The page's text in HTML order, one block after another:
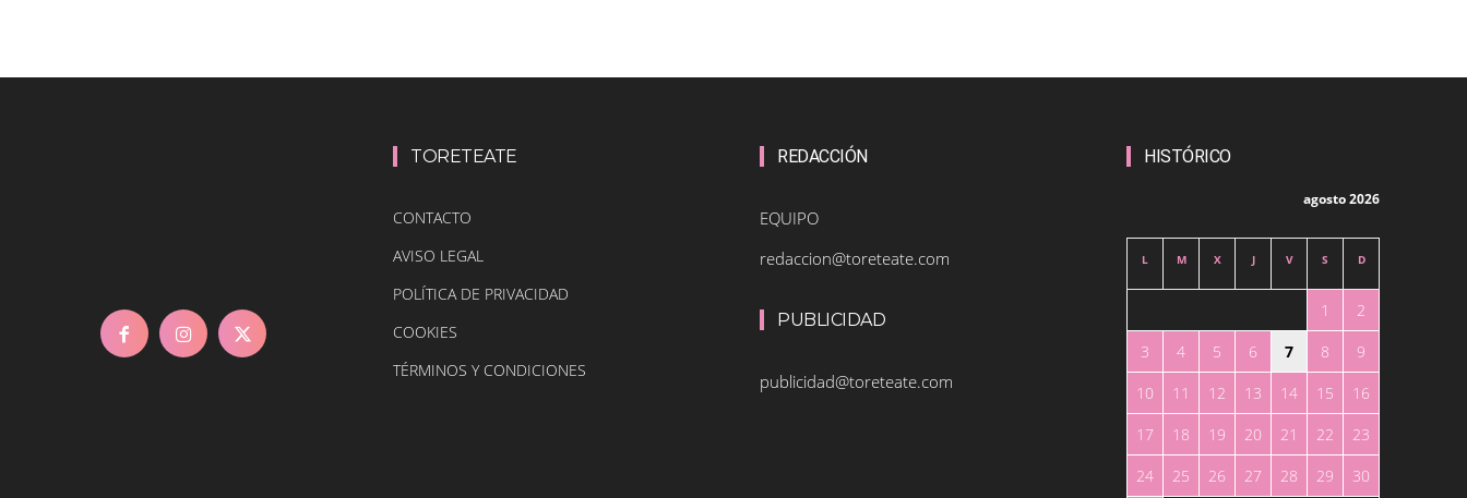
TORETEATE
CONTACTO
AVISO LEGAL
POLÍTICA DE PRIVACIDAD
COOKIES
TÉRMINOS Y CONDICIONES
REDACCIÓN
EQUIPO
redaccion@toreteate.com
PUBLICIDAD
publicidad@toreteate.com
HISTÓRICO
agosto 2026
L M X J V S D
1
2
3
4 5 6 7 8
9
10
11 12 13 14 15
16
17
18 19 20 21 22
23
24
25 26 27 28 29 30